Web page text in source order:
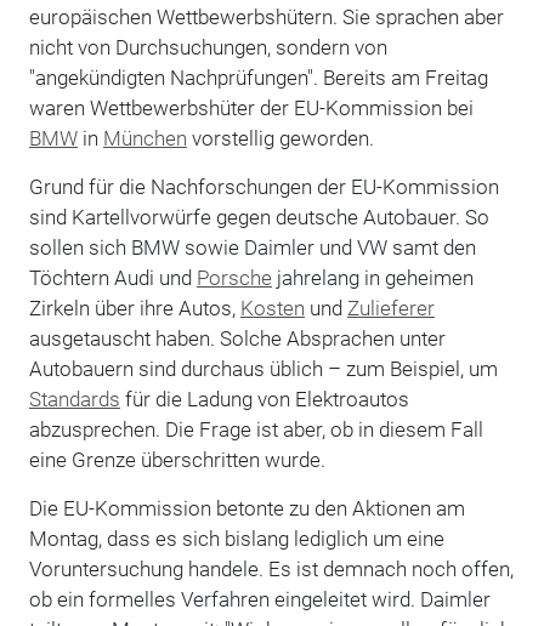
europäischen Wettbewerbshütern. Sie sprachen aber
nicht von Durchsuchungen, sondern von
"angekündigten Nachprüfungen". Bereits am Freitag
waren Wettbewerbshüter der EU-Kommission bei
BMWin München vorstellig geworden.
Grund für die Nachforschungen der EU-Kommission
sind Kartellvorwürfe gegen deutsche Autobauer. So
sollen sich BMW sowie Daimler und VW samt den
Töchtern Audi und Porsche jahrelang in geheimen
Zirkeln über ihre Autos, Kosten und Zulieferer
ausgetauscht haben. Solche Absprachen unter
Autobauern sind durchaus üblich – zum Beispiel, um
Standards für die Ladung von Elektroautos
abzusprechen. Die Frage ist aber, ob in diesem Fall
eine Grenze überschritten wurde.
Die EU-Kommission betonte zu den Aktionen am
Montag, dass es sich bislang lediglich um eine
Voruntersuchung handele. Es ist demnach noch offen,
ob ein formelles Verfahren eingeleitet wird. Daimler